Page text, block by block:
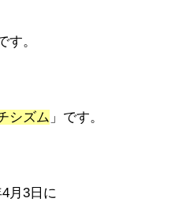
す。
シズム 」です。
月3日に